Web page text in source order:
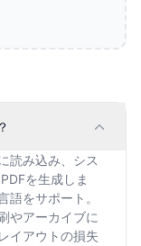
読み込み、シス
を生成しま
をサポート。
やアーカイブに
イアウトの損失